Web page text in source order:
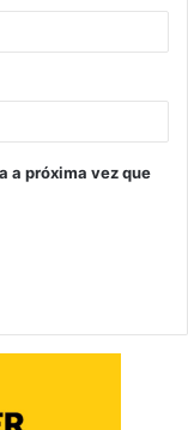
a próxima vez que